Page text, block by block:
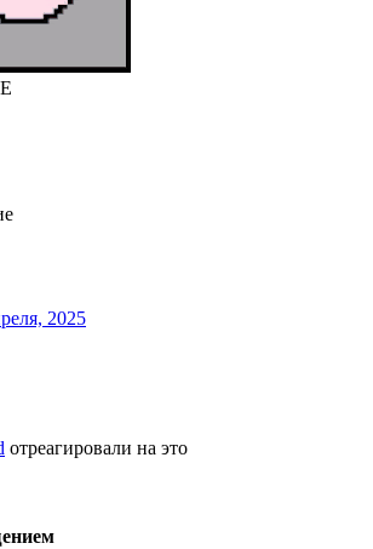
2025
отреагировали на это